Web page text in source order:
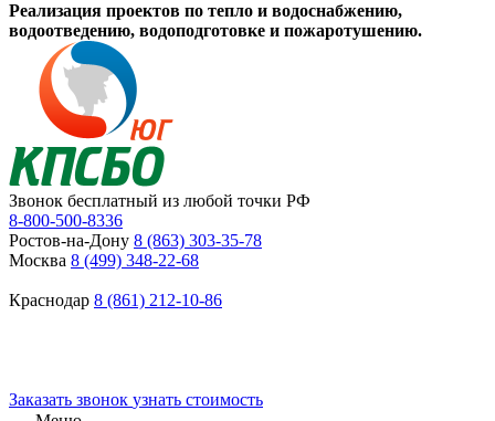
Реализация проектов по тепло и водоснабжению,
водоотведению, водоподготовке и пожаротушению.
Звонок бесплатный из любой точки РФ
8-800-500-8336
Ростов-на-Дону 8 (863) 303-35-78
Москва 8 (499) 348-22-68
Краснодар 8 (861) 212-10-86
Заказать звонок узнать стоимость